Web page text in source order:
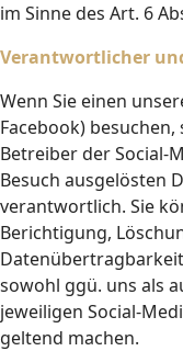
im Sinne des Art. 6
Verantwortlicher
Wenn Sie einen
Facebook)
Betreiber der Social-
Besuch ausgelösten
verantwortlich. Sie
Berichtigung,
sowohl ggü. uns als
jeweiligen Social-
geltend machen.